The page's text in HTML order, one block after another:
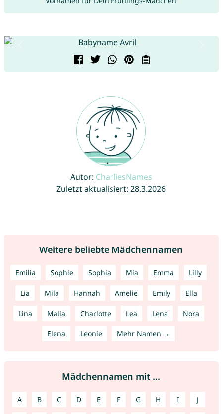
Autor: CharliesNames
Zuletzt aktualisiert: 28.3.2026
Weitere beliebte Mädchennamen
Emilia Sophie Sophia Mia Emma Lilly
Lia Mila Hannah Amelie Emily Ella
Lina Malia Charlotte Lea Lena Nora
Elena Leonie Mehr Namen →
Mädchennamen mit ...
A B C D E F G H I J